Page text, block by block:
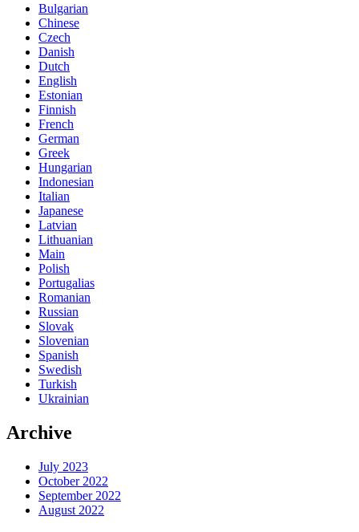
Bulgarian
Chinese
Czech
Danish
Dutch
English
Estonian
Finnish
French
German
Greek
Hungarian
Indonesian
Italian
Japanese
Latvian
Lithuanian
Main
Polish
Portugalias
Romanian
Russian
Slovak
Slovenian
Spanish
Swedish
Turkish
Ukrainian
Archive
July 2023
October 2022
September 2022
August 2022